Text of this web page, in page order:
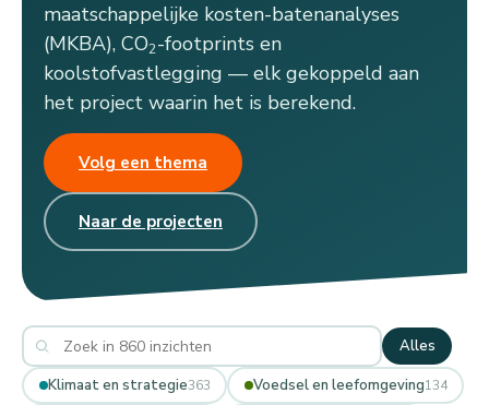
maatschappelijke kosten-batenanalyses
(MKBA), CO2-footprints en
koolstofvastlegging — elk gekoppeld aan
het project waarin het is berekend.
Volg een thema
Naar de projecten
Alles
Klimaat en strategie363 Voedsel en leefomgeving134